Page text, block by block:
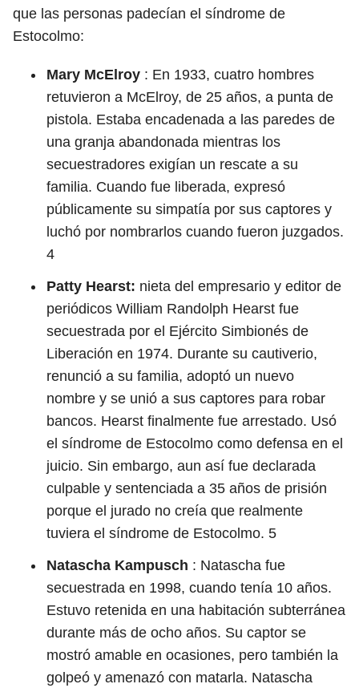
que las personas padecían el síndrome de
Estocolmo:
Mary McElroy : En 1933, cuatro hombres
retuvieron a McElroy, de 25 años, a punta de
pistola. Estaba encadenada a las paredes de
una granja abandonada mientras los
secuestradores exigían un rescate a su
familia. Cuando fue liberada, expresó
públicamente su simpatía por sus captores y
luchó por nombrarlos cuando fueron juzgados.
4
Patty Hearst: nieta del empresario y editor de
periódicos William Randolph Hearst fue
secuestrada por el Ejército Simbionés de
Liberación en 1974. Durante su cautiverio,
renunció a su familia, adoptó un nuevo
nombre y se unió a sus captores para robar
bancos. Hearst finalmente fue arrestado. Usó
el síndrome de Estocolmo como defensa en el
juicio. Sin embargo, aun así fue declarada
culpable y sentenciada a 35 años de prisión
porque el jurado no creía que realmente
tuviera el síndrome de Estocolmo. 5
Natascha Kampusch : Natascha fue
secuestrada en 1998, cuando tenía 10 años.
Estuvo retenida en una habitación subterránea
durante más de ocho años. Su captor se
mostró amable en ocasiones, pero también la
golpeó y amenazó con matarla. Natascha